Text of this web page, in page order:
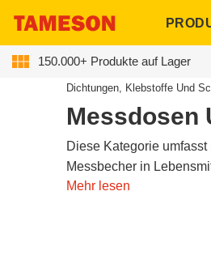
150.000+ Produkte auf Lager
Dichtungen, Klebstoffe Und
Sammlung:
Messdosen
Diese Kategorie
Messbecher in
Mehr lesen